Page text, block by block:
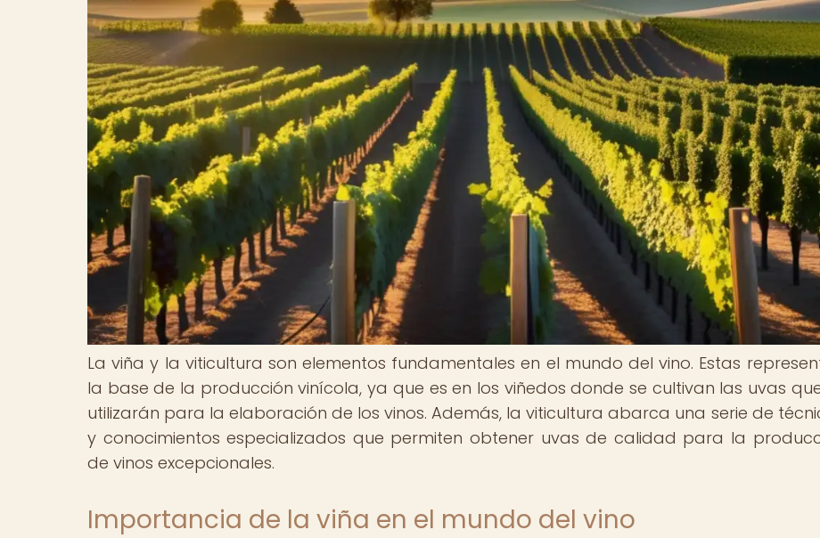
La viña y la viticultura son elementos fundamentales en el mundo del vino. Estas
la base de la producción vinícola, ya que es en los viñedos donde se cultivan las uvas
utilizarán para la elaboración de los vinos. Además, la viticultura abarca una serie de
y conocimientos especializados que permiten obtener uvas de calidad para la
de vinos excepcionales.
Importancia de la viña en el mundo del vino